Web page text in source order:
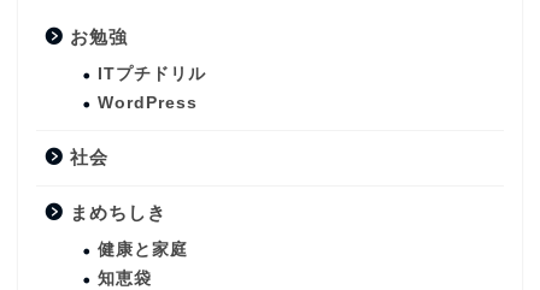
お勉強
ITプチドリル
WordPress
社会
まめちしき
健康と家庭
知恵袋